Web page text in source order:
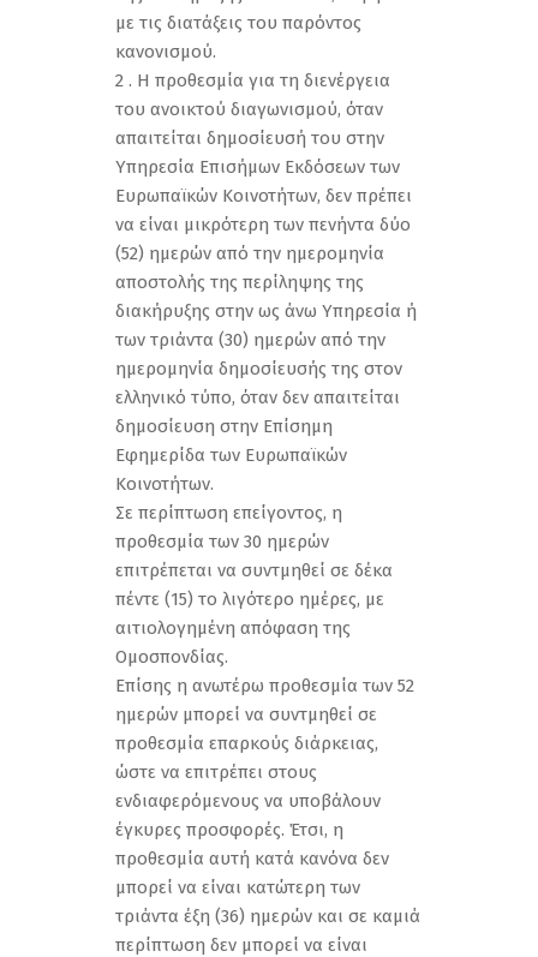
με τις διατάξεις του παρόντος
κανονισμού.
2 . Η προθεσμία για τη διενέργεια
του ανοικτού διαγωνισμού, όταν
απαιτείται δημοσίευσή του στην
Υπηρεσία Επισήμων Εκδόσεων των
Ευρωπαϊκών Κοινοτήτων, δεν πρέπει
να είναι μικρότερη των πενήντα δύο
(52) ημερών από την ημερομηνία
αποστολής της περίληψης της
διακήρυξης στην ως άνω Υπηρεσία ή
των τριάντα (30) ημερών από την
ημερομηνία δημοσίευσής της στον
ελληνικό τύπο, όταν δεν απαιτείται
δημοσίευση στην Επίσημη
Εφημερίδα των Ευρωπαϊκών
Κοινοτήτων.
Σε περίπτωση επείγοντος, η
προθεσμία των 30 ημερών
επιτρέπεται να συντμηθεί σε δέκα
πέντε (15) το λιγότερο ημέρες, με
αιτιολογημένη απόφαση της
Ομοσπονδίας.
Επίσης η ανωτέρω προθεσμία των 52
ημερών μπορεί να συντμηθεί σε
προθεσμία επαρκούς διάρκειας,
ώστε να επιτρέπει στους
ενδιαφερόμενους να υποβάλουν
έγκυρες προσφορές. Έτσι, η
προθεσμία αυτή κατά κανόνα δεν
μπορεί να είναι κατώτερη των
τριάντα έξη (36) ημερών και σε καμιά
περίπτωση δεν μπορεί να είναι